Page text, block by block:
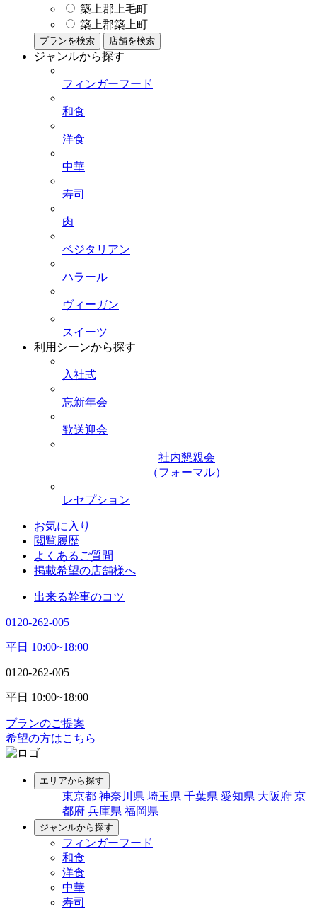
築上郡上毛町
築上郡築上町
プランを検索 店舗を検索
ジャンルから探す
フィンガーフード
和食
洋食
中華
寿司
肉
ベジタリアン
ハラール
ヴィーガン
スイーツ
利用シーンから探す
入社式
忘新年会
歓送迎会
社内懇親会
（フォーマル）
レセプション
お気に入り
閲覧履歴
よくあるご質問
掲載希望の店舗様へ
出来る幹事のコツ
0120-262-005
平日 10:00~18:00
0120-262-005
平日 10:00~18:00
プランのご提案
希望の方はこちら
エリアから探す
東京都 神奈川県 埼玉県 千葉県 愛知県 大阪府 京
都府 兵庫県 福岡県
ジャンルから探す
フィンガーフード
和食
洋食
中華
寿司